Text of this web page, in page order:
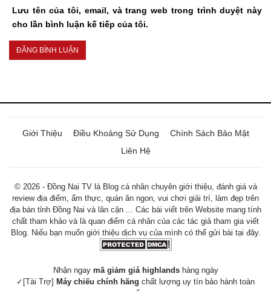
Lưu tên của tôi, email, và trang web trong trình duyệt này
cho lần bình luận kế tiếp của tôi.
Giới Thiệu Điều Khoảng Sử Dụng
Chính Sách Bảo Mật
Liên Hệ
© 2026 - Đồng Nai TV là Blog cá nhân chuyên giới thiệu, đánh giá và
review địa điểm, ẩm thực, quán ăn ngon, vui chơi giải trí, làm đẹp trên
địa bán tỉnh Đồng Nai và lân cận ... Các bài viết trên Website mang tính
chất tham khảo và là quan điểm cá nhân của các tác giả tham gia viết
Blog. Niếu bạn muốn giới thiệu dịch vụ của mình có thể gửi bài tại đây.
Nhận ngay mã giảm giá highlandshàng ngày
✓[Tài Trợ] Máy chiếu chính hãng chất lượng uy tín bảo hành toàn